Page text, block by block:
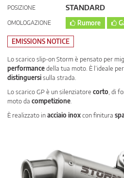
POSIZIONE STANDARD
OMOLOGAZIONE Rumore
EMISSIONS NOTICE
Lo scarico slip-on Storm è pensato per
performancedella tua moto. È l’ideale
distinguersisulla strada.
Lo scarico GP è un silenziatore corto , di
moto da competizione
È realizzato inacciaio inoxcon finitura